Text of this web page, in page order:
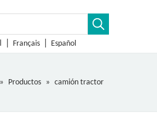
Français Español
» Productos » camión tractor